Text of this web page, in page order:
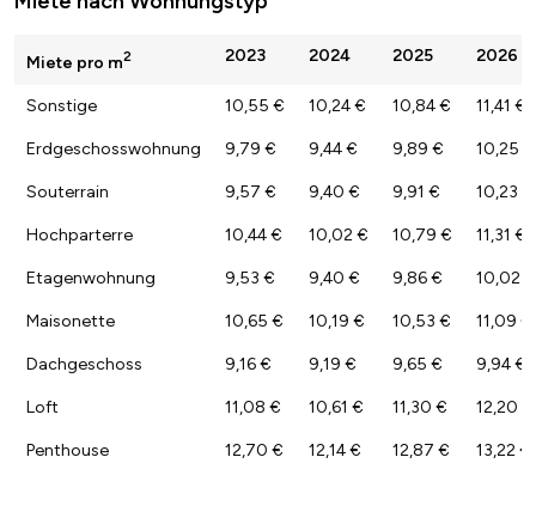
Miete pro m2 2023 2024 2025 2026
Sonstige 10,55 € 10,24 € 10,84 € 11,41 €
Erdgeschosswohnung 9,79 € 9,44 € 9,89 € 10,25 €
Souterrain 9,57 € 9,40 € 9,91 € 10,23 €
Hochparterre 10,44 € 10,02 € 10,79 € 11,31 €
Etagenwohnung 9,53 € 9,40 € 9,86 € 10,02 €
Maisonette 10,65 € 10,19 € 10,53 € 11,09 €
Dachgeschoss 9,16 € 9,19 € 9,65 € 9,94 €
Loft 11,08 € 10,61 € 11,30 € 12,20 €
Penthouse 12,70 € 12,14 € 12,87 € 13,22 €